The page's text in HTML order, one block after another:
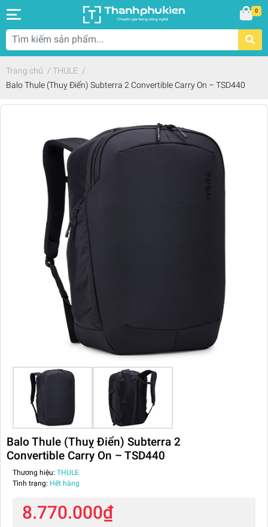
0
Trang chủ / THULE /
Balo Thule (Thuỵ Điển) Subterra 2 Convertible Carry On – TSD440
Balo Thule (Thuỵ Điển) Subterra 2
Convertible Carry On – TSD440
Thương hiệu: THULE
Tình trạng: Hết hàng
8.770.000₫